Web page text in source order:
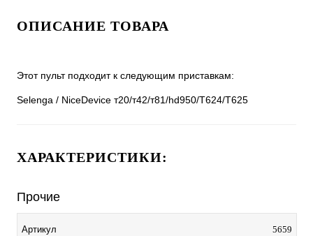
ОПИСАНИЕ ТОВАРА
Этот пульт подходит к следующим приставкам:
Selenga / NiceDevice т20/т42/т81/hd950/T624/T625
ХАРАКТЕРИСТИКИ:
Прочие
Артикул 5659